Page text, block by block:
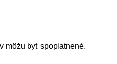
môžu byť spoplatnené.